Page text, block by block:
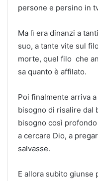
persone e persino in
Ma lì era dinanzi a
suo, a tante vite sul
morte, quel filo che
sa quanto è affilato.
Poi finalmente arriva
bisogno di risalire dal
bisogno così
a cercare Dio, a
salvasse.
E allora subito giunse